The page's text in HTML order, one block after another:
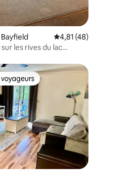
Évaluation moyenne
4,81 (48)
les rives du lac
de 86 commentaires : 4,88 sur 5